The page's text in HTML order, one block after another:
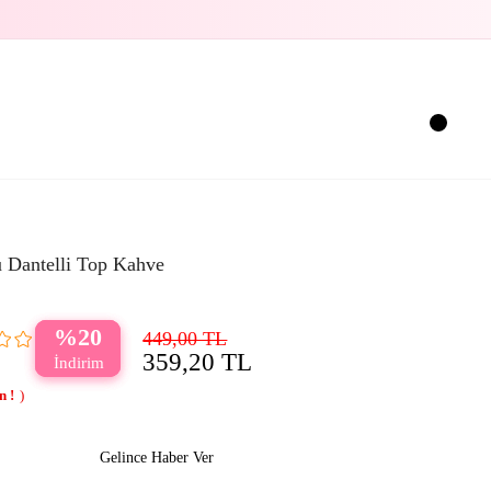
Dantelli Top Kahve
20 449,00 TL
359,20 TL
Gelince Haber Ver